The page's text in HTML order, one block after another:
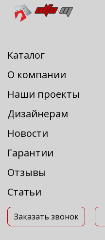
Каталог
О компании
Наши проекты
Дизайнерам
Новости
Гарантии
Отзывы
Статьи
Заказать звонок